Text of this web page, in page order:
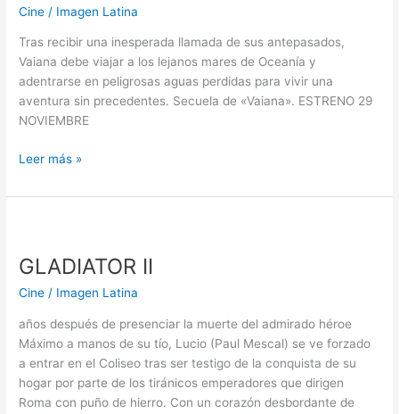
Cine / Imagen Latina
Tras recibir una inesperada llamada de sus antepasados,
Vaiana debe viajar a los lejanos mares de Oceanía y
adentrarse en peligrosas aguas perdidas para vivir una
aventura sin precedentes. Secuela de «Vaiana». ESTRENO 29
NOVIEMBRE
Leer más »
GLADIATOR II
Cine / Imagen Latina
años después de presenciar la muerte del admirado héroe
Máximo a manos de su tío, Lucio (Paul Mescal) se ve forzado
a entrar en el Coliseo tras ser testigo de la conquista de su
hogar por parte de los tiránicos emperadores que dirigen
Roma con puño de hierro. Con un corazón desbordante de